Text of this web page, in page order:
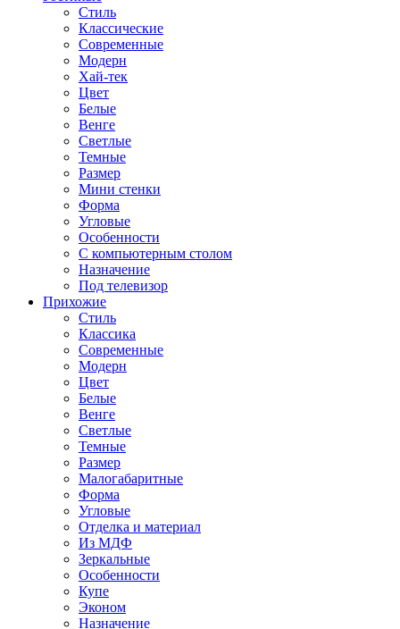
Стиль
Классические
Современные
Модерн
Хай-тек
Цвет
Белые
Венге
Светлые
Темные
Размер
Мини стенки
Форма
Угловые
Особенности
С компьютерным столом
Назначение
Под телевизор
Прихожие
Стиль
Классика
Современные
Модерн
Цвет
Белые
Венге
Светлые
Темные
Размер
Малогабаритные
Форма
Угловые
Отделка и материал
Из МДФ
Зеркальные
Особенности
Купе
Эконом
Назначение